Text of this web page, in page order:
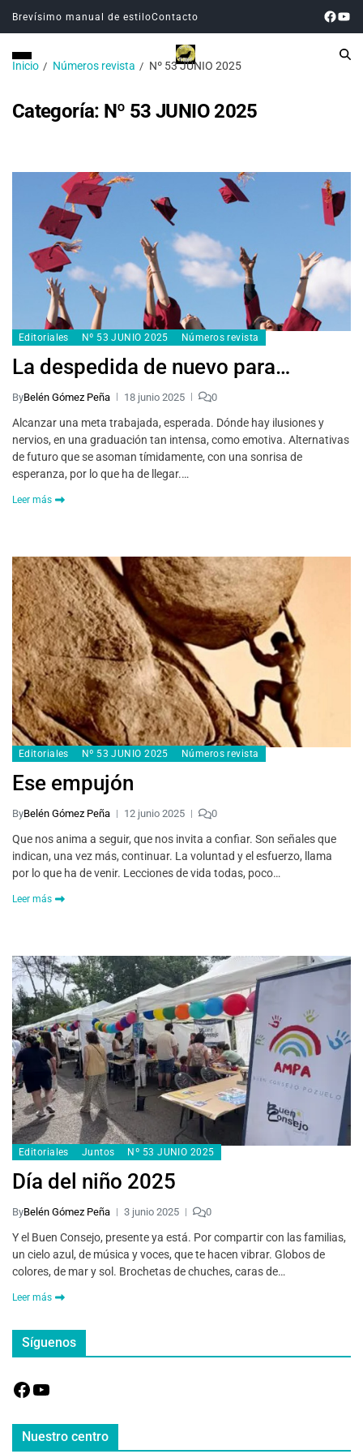
Brevísimo manual de estiloContacto
Inicio Números revista Nº 53 JUNIO 2025
Categoría: Nº 53 JUNIO 2025
Editoriales Nº 53 JUNIO 2025 Números revista
La despedida de nuevo para…
ByBelén Gómez Peña 18 junio 2025 0
Alcanzar una meta trabajada, esperada. Dónde hay ilusiones y
nervios, en una graduación tan intensa, como emotiva. Alternativas
de futuro que se asoman tímidamente, con una sonrisa de
esperanza, por lo que ha de llegar.…
Leer más
Editoriales Nº 53 JUNIO 2025 Números revista
Ese empujón
ByBelén Gómez Peña 12 junio 2025 0
Que nos anima a seguir, que nos invita a confiar. Son señales que
indican, una vez más, continuar. La voluntad y el esfuerzo, llama
por lo que ha de venir. Lecciones de vida todas, poco…
Leer más
Editoriales Juntos Nº 53 JUNIO 2025
Día del niño 2025
ByBelén Gómez Peña 3 junio 2025 0
Y el Buen Consejo, presente ya está. Por compartir con las familias,
un cielo azul, de música y voces, que te hacen vibrar. Globos de
colores, de mar y sol. Brochetas de chuches, caras de…
Leer más
Síguenos
Nuestro centro